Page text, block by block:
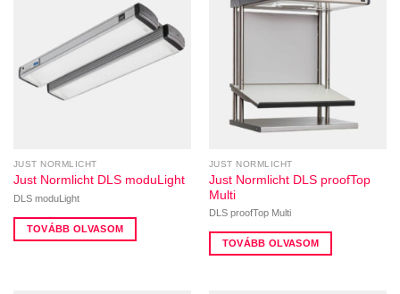
JUST NORMLICHT
Just Normlicht DLS moduLight
DLS moduLight
TOVÁBB OLVASOM
JUST NORMLICHT
Just Normlicht DLS proofTop
Multi
DLS proofTop Multi
TOVÁBB OLVASOM